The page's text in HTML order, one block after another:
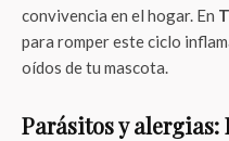
convivencia en el hogar. En
para romper este ciclo
oídos de tu mascota.
Parásitos y alergias: